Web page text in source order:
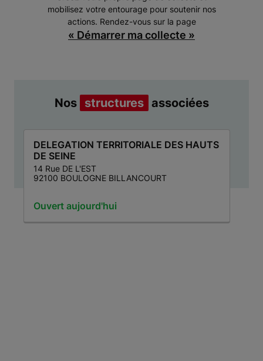
mobilisez votre entourage pour soutenir nos
actions. Rendez-vous sur la page
« Démarrer ma collecte »
Nos structures associées
DELEGATION TERRITORIALE DES HAUTS
DE SEINE
14 Rue DE L'EST
92100 BOULOGNE BILLANCOURT
Ouvert aujourd'hui